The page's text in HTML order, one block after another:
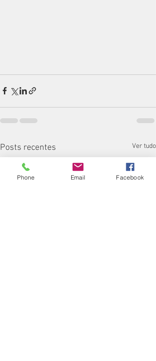
Posts recentes Ver tudo
Phone Email Facebook